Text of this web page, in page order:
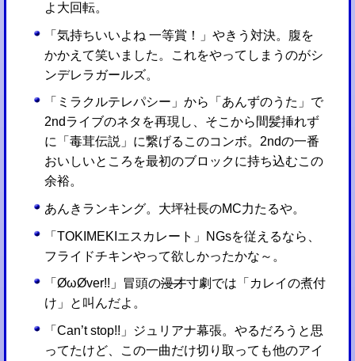
よ大回転。
「気持ちいいよね 一等賞！」やきう対決。腹を
かかえて笑いました。これをやってしまうのがシ
ンデレラガールズ。
「ミラクルテレパシー」から「あんずのうた」で
2ndライブのネタを再現し、そこから間髪挿れず
に「毒茸伝説」に繋げるこのコンボ。2ndの一番
おいしいところを最初のブロックに持ち込むこの
余裕。
あんきランキング。大坪社長のMC力たるや。
「TOKIMEKIエスカレート」NGsを従えるなら、
フライドチキンやって欲しかったかな～。
「ØωØver!!」冒頭の漫才寸劇では「カレイの煮付
け」と叫んだよ。
「Can’t stop!!」ジュリアナ幕張。やるだろうと思
ってたけど、この一曲だけ切り取っても他のアイ